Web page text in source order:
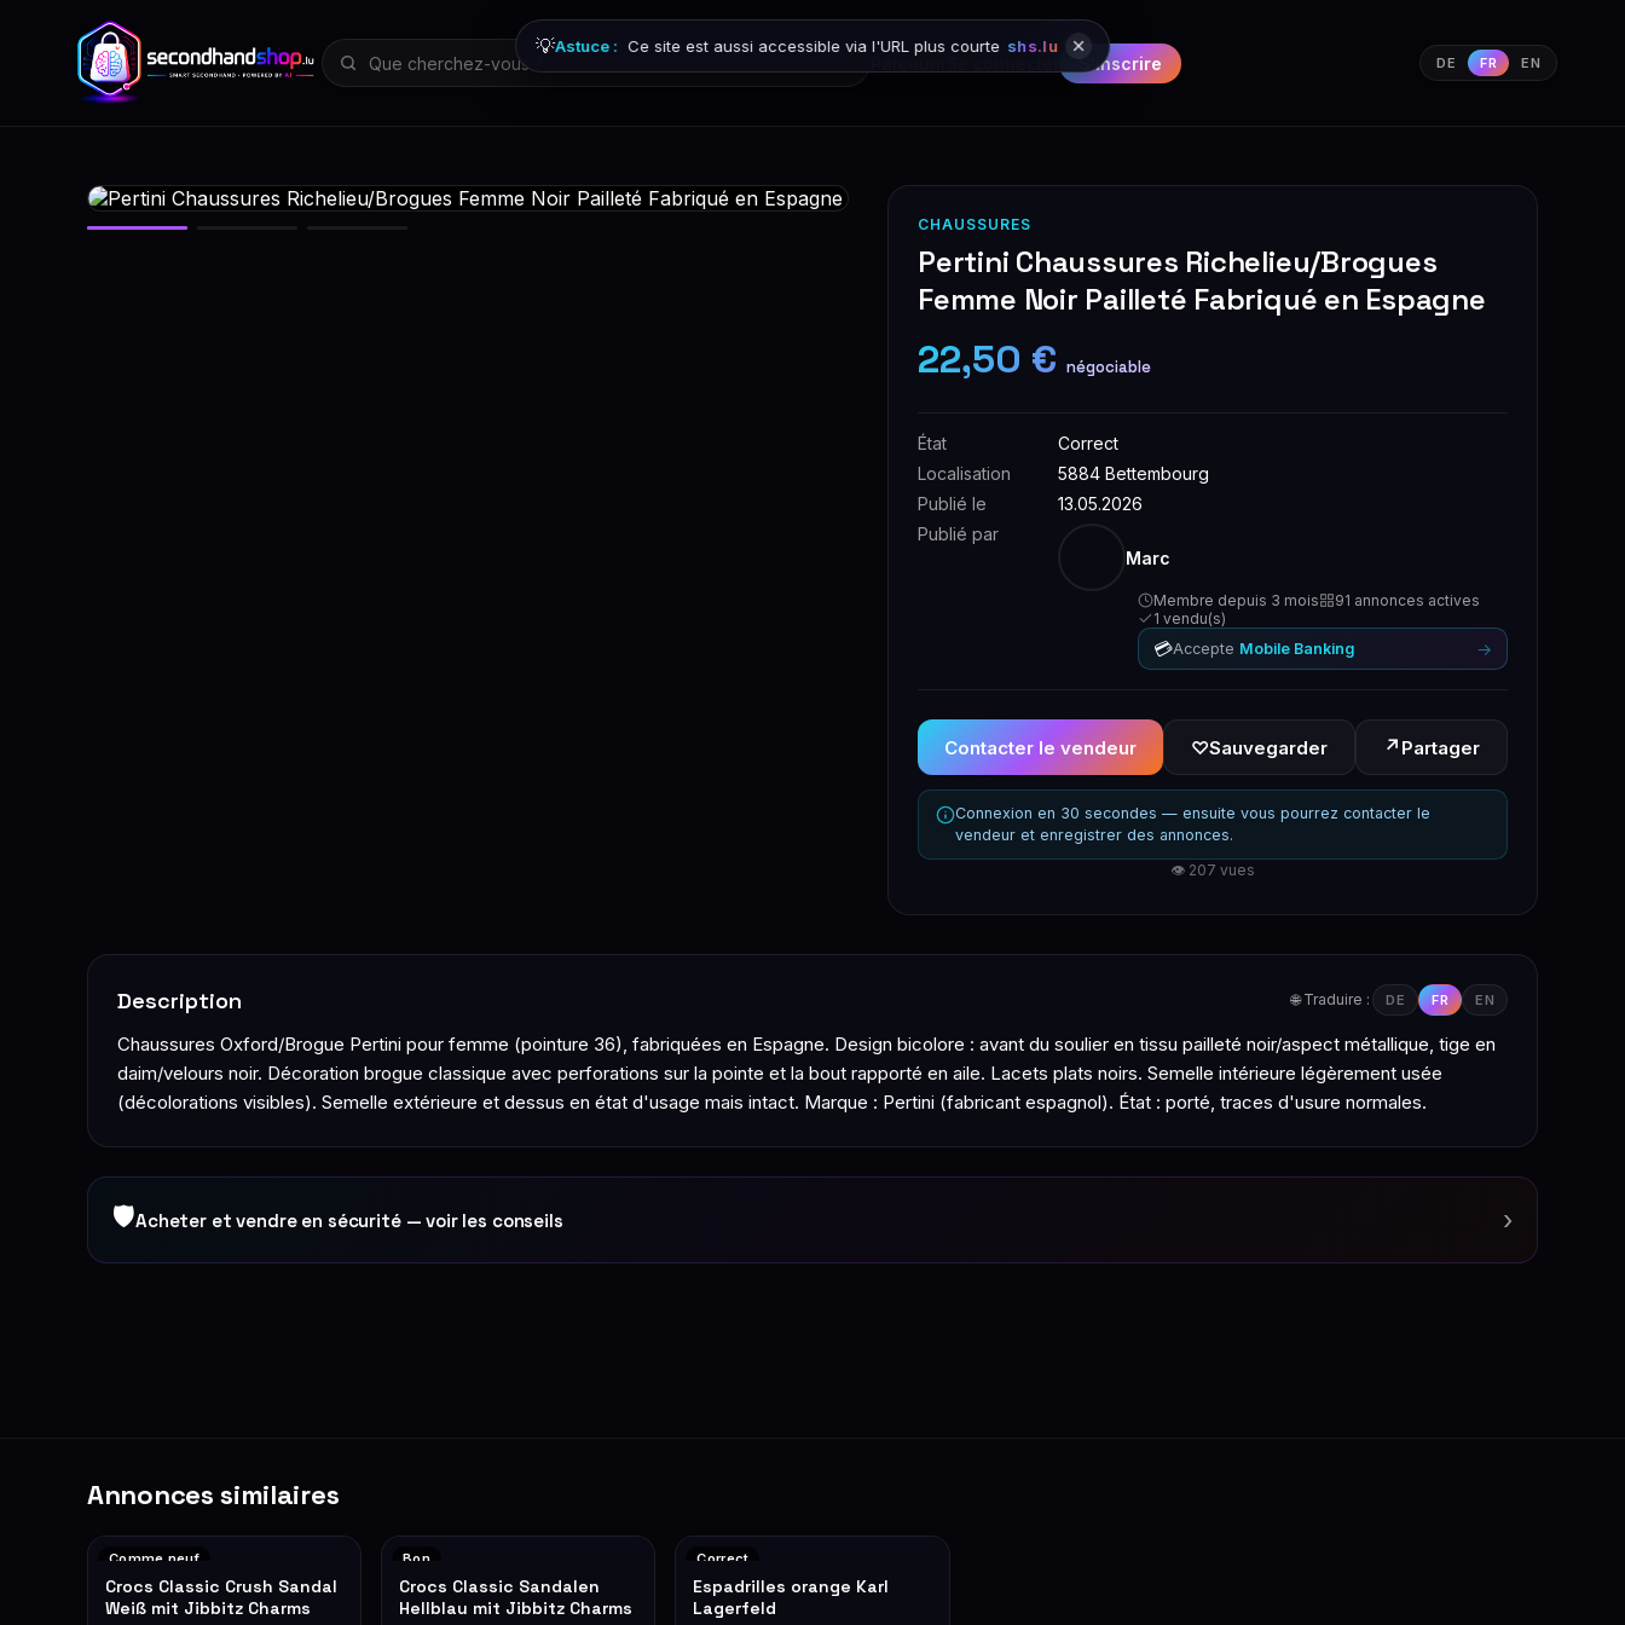
S'inscrire DE FR EN
💡Astuce : Ce site est aussi accessible via l'URL plus courte shs.lu
CHAUSSURES
Pertini Chaussures Richelieu/Brogues
Femme Noir Pailleté Fabriqué en Espagne
22,50 € négociable
État
Correct
Localisation
5884 Bettembourg
Publié le
13.05.2026
Publié par
Marc
Membre depuis 3 mois
91 annonces actives
1 vendu(s)
💳Accepte Mobile Banking →
Contacter le vendeur ♡Sauvegarder ↗ Partager
Connexion en 30 secondes — ensuite vous pourrez contacter le
vendeur et enregistrer des annonces.
👁 207 vues
Description 🌐 Traduire : DE FR EN
Chaussures Oxford/Brogue Pertini pour femme (pointure 36), fabriquées en Espagne. Design bicolore : avant du soulier en tissu pailleté noir/aspect métallique, tige en
daim/velours noir. Décoration brogue classique avec perforations sur la pointe et la bout rapporté en aile. Lacets plats noirs. Semelle intérieure légèrement usée
(décolorations visibles). Semelle extérieure et dessus en état d'usage mais intact. Marque : Pertini (fabricant espagnol). État : porté, traces d'usure normales.
🛡Acheter et vendre en sécurité — voir les conseils ›
Annonces similaires
Comme neuf
Crocs Classic Crush Sandal
Weiß mit Jibbitz Charms
Bon
Crocs Classic Sandalen
Hellblau mit Jibbitz Charms
Correct
Espadrilles orange Karl
Lagerfeld